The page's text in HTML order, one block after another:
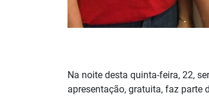
Na noite desta quinta-feira, 22,
apresentação, gratuita, faz parte